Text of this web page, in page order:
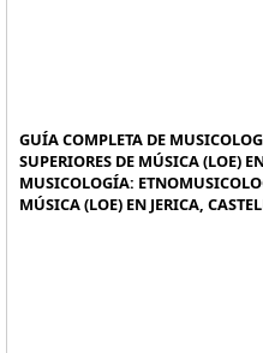
GUÍA COMPLETA DE
SUPERIORES DE MÚSICA (LOE)
MUSICOLOGÍA:
MÚSICA (LOE) EN JERICA,